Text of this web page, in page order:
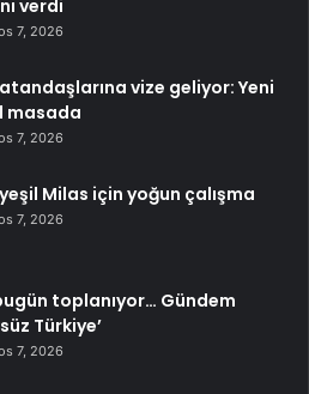
verdi
7, 2026
vize geliyor: Yeni
masada
7, 2026
Milas için yoğun çalışma
7, 2026
toplanıyor… Gündem
Türkiye’
7, 2026